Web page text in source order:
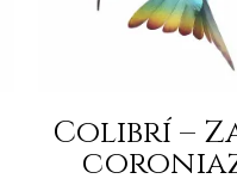
Colibrí –